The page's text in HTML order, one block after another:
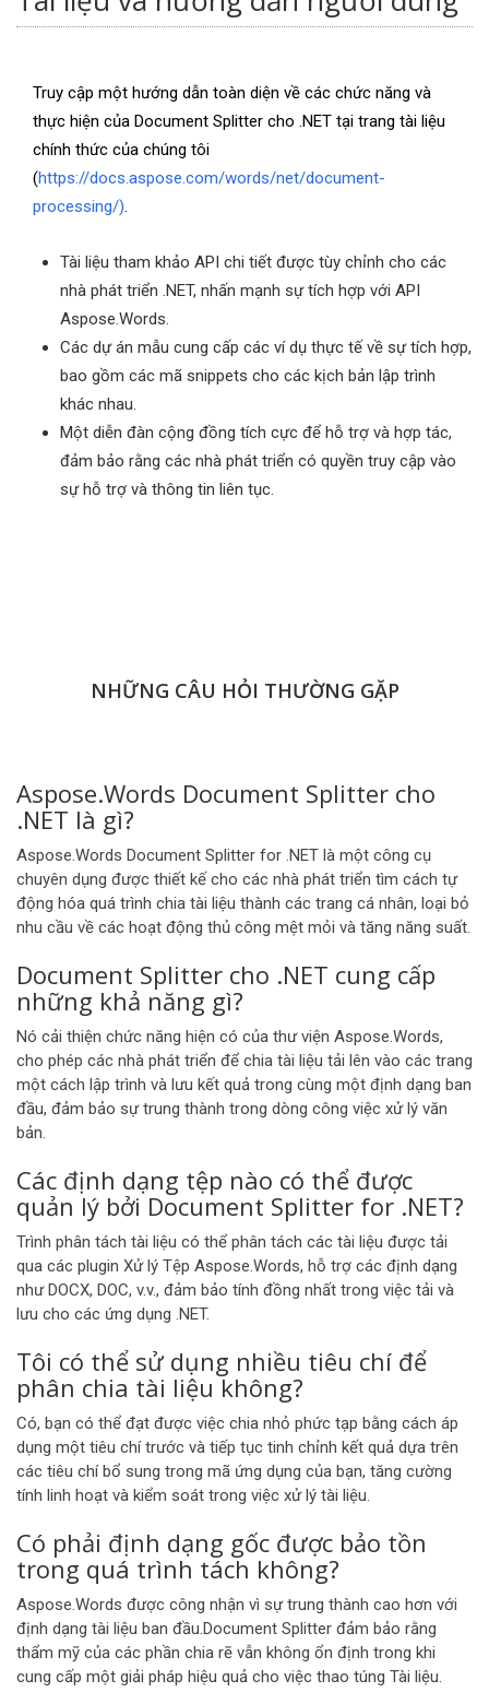
Truy cập một hướng dẫn toàn diện về các chức năng và
thực hiện của Document Splitter cho .NET tại trang tài liệu
chính thức của chúng tôi
(https://docs.aspose.com/words/net/document-
processing/).
Tài liệu tham khảo API chi tiết được tùy chỉnh cho các
nhà phát triển .NET, nhấn mạnh sự tích hợp với API
Aspose.Words.
Các dự án mẫu cung cấp các ví dụ thực tế về sự tích hợp,
bao gồm các mã snippets cho các kịch bản lập trình
khác nhau.
Một diễn đàn cộng đồng tích cực để hỗ trợ và hợp tác,
đảm bảo rằng các nhà phát triển có quyền truy cập vào
sự hỗ trợ và thông tin liên tục.
NHỮNG CÂU HỎI THƯỜNG GẶP
Aspose.Words Document Splitter cho
.NET là gì?
Aspose.Words Document Splitter for .NET là một công cụ
chuyên dụng được thiết kế cho các nhà phát triển tìm cách tự
động hóa quá trình chia tài liệu thành các trang cá nhân, loại bỏ
nhu cầu về các hoạt động thủ công mệt mỏi và tăng năng suất.
Document Splitter cho .NET cung cấp
những khả năng gì?
Nó cải thiện chức năng hiện có của thư viện Aspose.Words,
cho phép các nhà phát triển để chia tài liệu tải lên vào các trang
một cách lập trình và lưu kết quả trong cùng một định dạng ban
đầu, đảm bảo sự trung thành trong dòng công việc xử lý văn
bản.
Các định dạng tệp nào có thể được
quản lý bởi Document Splitter for .NET?
Trình phân tách tài liệu có thể phân tách các tài liệu được tải
qua các plugin Xử lý Tệp Aspose.Words, hỗ trợ các định dạng
như DOCX, DOC, v.v., đảm bảo tính đồng nhất trong việc tải và
lưu cho các ứng dụng .NET.
Tôi có thể sử dụng nhiều tiêu chí để
phân chia tài liệu không?
Có, bạn có thể đạt được việc chia nhỏ phức tạp bằng cách áp
dụng một tiêu chí trước và tiếp tục tinh chỉnh kết quả dựa trên
các tiêu chí bổ sung trong mã ứng dụng của bạn, tăng cường
tính linh hoạt và kiểm soát trong việc xử lý tài liệu.
Có phải định dạng gốc được bảo tồn
trong quá trình tách không?
Aspose.Words được công nhận vì sự trung thành cao hơn với
định dạng tài liệu ban đầu.Document Splitter đảm bảo rằng
thẩm mỹ của các phần chia rẽ vẫn không ổn định trong khi
cung cấp một giải pháp hiệu quả cho việc thao túng Tài liệu.